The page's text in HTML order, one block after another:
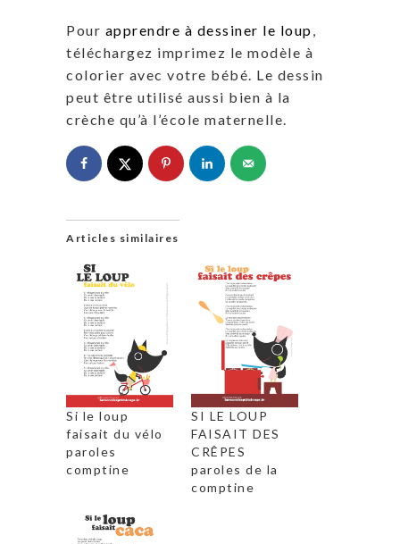
Pour apprendre à dessiner le loup
téléchargez imprimez le modèle à
colorier avec votre bébé. Le dessin
peut être utilisé aussi bien à la
crèche qu’à l’école maternelle.
Articles similaires
Si le loup
faisait du vélo
paroles
comptine
SI LE LOUP
FAISAIT DES
CRÊPES
paroles de la
comptine